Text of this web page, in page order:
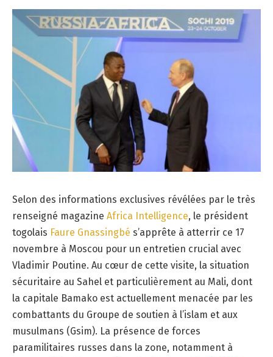
Selon des informations exclusives révélées par le très
renseigné magazine Africa Intelligence, le président
togolais Faure Gnassingbé s’apprête à atterrir ce 17
novembre à Moscou pour un entretien crucial avec
Vladimir Poutine. Au cœur de cette visite, la situation
sécuritaire au Sahel et particulièrement au Mali, dont
la capitale Bamako est actuellement menacée par les
combattants du Groupe de soutien à l’islam et aux
musulmans (Gsim). La présence de forces
paramilitaires russes dans la zone, notamment à